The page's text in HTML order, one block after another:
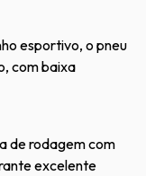
esportivo, o pneu
com baixa
de rodagem com
excelente